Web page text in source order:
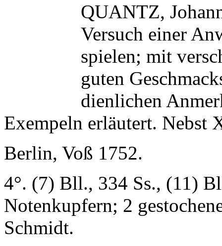
QUANTZ,
Versuch einer
spielen; mit
guten
dienlichen
Exempeln erläutert. Nebst
Berlin, Voß 1752.
4°. (7) Bll., 334 Ss., (11)
Notenkupfern; 2
Schmidt.